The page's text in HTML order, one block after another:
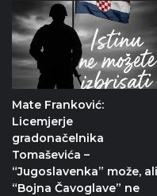
Mate Franković:
Licemjerje
gradonačelnika
Tomaševića –
“Jugoslavenka” može, ali
“Bojna Čavoglave” ne